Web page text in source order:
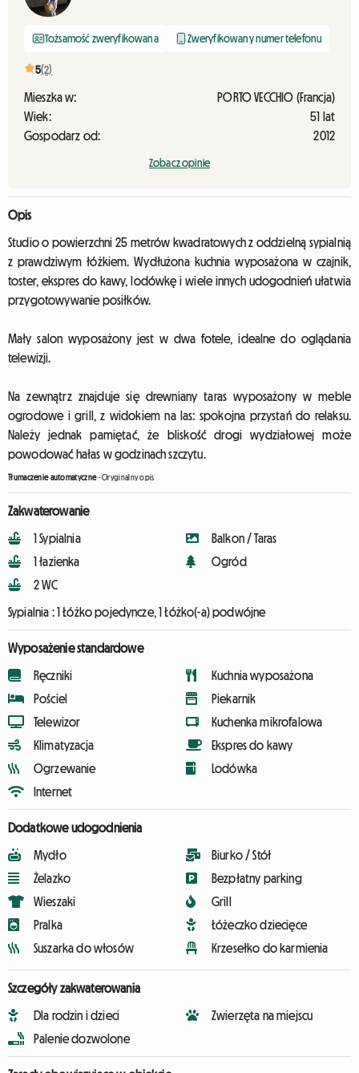
Tożsamość zweryfikowana Zweryfikowany numer telefonu
5(2)
Mieszka w:
PORTO VECCHIO (Francja)
Wiek:
51 lat
Gospodarz od:
2012
Zobacz opinie
Opis
Studio o powierzchni 25 metrów kwadratowych z oddzielną sypialnią
z prawdziwym łóżkiem. Wydłużona kuchnia wyposażona w czajnik,
toster, ekspres do kawy, lodówkę i wiele innych udogodnień ułatwia
przygotowywanie posiłków.
Mały salon wyposażony jest w dwa fotele, idealne do oglądania
telewizji.
Na zewnątrz znajduje się drewniany taras wyposażony w meble
ogrodowe i grill, z widokiem na las: spokojna przystań do relaksu.
Należy jednak pamiętać, że bliskość drogi wydziałowej może
powodować hałas w godzinach szczytu.
Tłumaczenie automatyczne-Oryginalny opis
Zakwaterowanie
1 Sypialnia
1 łazienka
2 WC
Balkon / Taras
Ogród
Sypialnia :1 Łóżko pojedyncze, 1 Łóżko(-a) podwójne
Wyposażenie standardowe
Ręczniki
Pościel
Telewizor
Klimatyzacja
Ogrzewanie
Internet
Kuchnia wyposażona
Piekarnik
Kuchenka mikrofalowa
Ekspres do kawy
Lodówka
Dodatkowe udogodnienia
Mydło
Żelazko
Wieszaki
Pralka
Suszarka do włosów
Biurko / Stół
Bezpłatny parking
Grill
Łóżeczko dziecięce
Krzesełko do karmienia
Szczegóły zakwaterowania
Dla rodzin i dzieci
Palenie dozwolone
Zwierzęta na miejscu